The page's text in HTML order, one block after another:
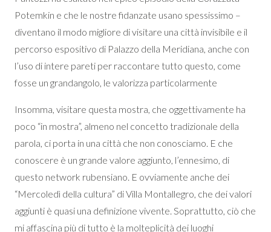
Potemkin e che le nostre fidanzate usano spessissimo –
diventano il modo migliore di visitare una città invisibile e il
percorso espositivo di Palazzo della Meridiana, anche con
l’uso di intere pareti per raccontare tutto questo, come
fosse un grandangolo, le valorizza particolarmente
Insomma, visitare questa mostra, che oggettivamente ha
poco “in mostra”, almeno nel concetto tradizionale della
parola, ci porta in una città che non conosciamo. E che
conoscere è un grande valore aggiunto, l’ennesimo, di
questo network rubensiano. E ovviamente anche dei
“Mercoledì della cultura” di Villa Montallegro, che dei valori
aggiunti è quasi una definizione vivente. Soprattutto, ciò che
mi affascina più di tutto è la molteplicità dei luoghi